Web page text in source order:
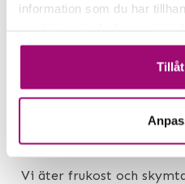
information som du har
Hemorten –
Vi äter frukost och